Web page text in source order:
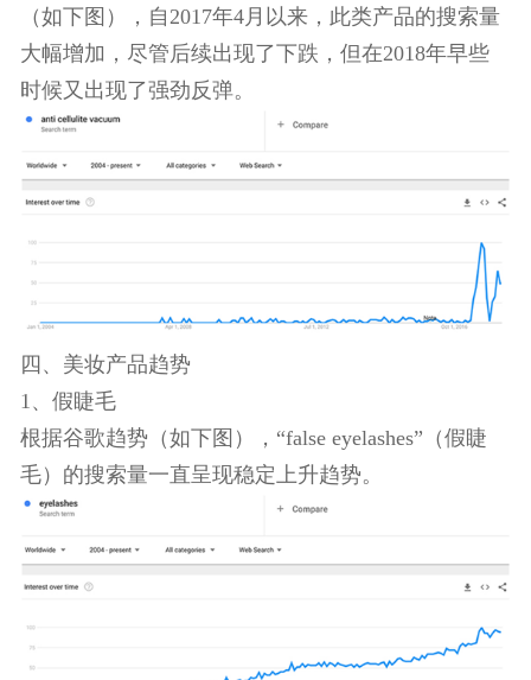
1、抗脂肪真空吸杯（Anti Cellulite Vacuum）
这类产品能帮助人们消除身体上堆积的脂肪团，速
卖通上接到了成千上万的相关产品订单。
谷歌趋势也展示了“Anti Cellulite Vacuum”的受欢迎
（如下图），自2017年4月以来，此类产品的搜索量
时候又出现了强劲反弹。
四、美妆产品趋势
1、假睫毛
根据谷歌趋势（如下图），“false eyelashes”（假睫
毛）的搜索量一直呈现稳定上升趋势。